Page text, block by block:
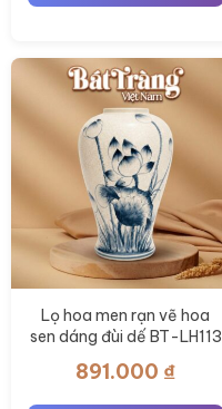
Lọ hoa men rạn vẽ hoa
sen dáng đùi dế BT-LH113
891.000 ₫